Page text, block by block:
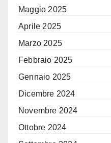
Maggio 2025
Aprile 2025
Marzo 2025
Febbraio 2025
Gennaio 2025
Dicembre 2024
Novembre 2024
Ottobre 2024